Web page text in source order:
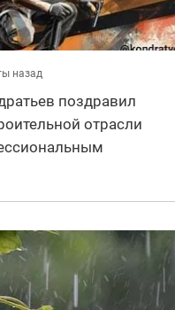
назад
поздравил
отрасли